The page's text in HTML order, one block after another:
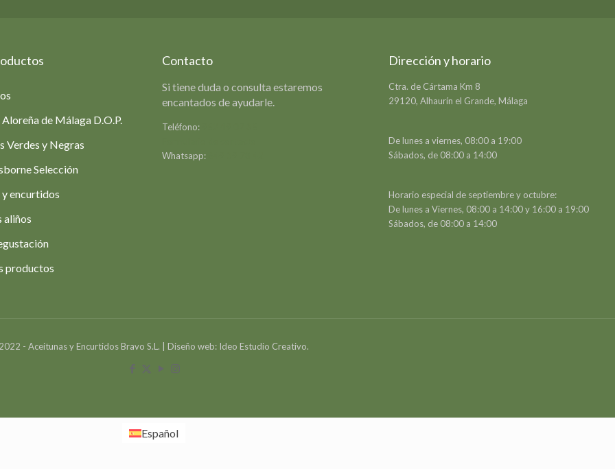
de Málaga D.O.P.
Verdes y Negras
Selección
encurtidos
aliños
productos
Contacto
Si tiene duda o consulta estaremos
encantados de ayudarle.
Teléfono:
Whatsapp:
Dirección y horario
Ctra. de Cártama Km 8
29120, Alhaurín el Grande, Málaga
De lunes a viernes, 08:00 a 19:00
Sábados, de 08:00 a 14:00
Horario especial de septiembre y octubre:
De lunes a Viernes, 08:00 a 14:00 y 16:00 a 19:00
Sábados, de 08:00 a 14:00
2022 - Aceitunas y Encurtidos Bravo S.L. | Diseño web: Ideo Estudio Creativo.
Español